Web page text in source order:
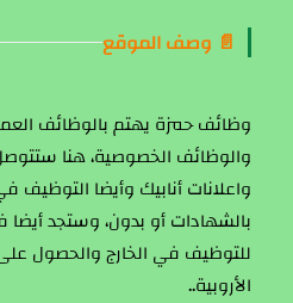
📄 وصف الموقع
وظائف حمزة يهتم بالوظائف
والوظائف الخصوصية، هنا ستتوصل
واعلانات أنابيك وأيضا التوظيف
بالشهادات أو بدون، وستجد
للتوظيف في الخارج والحصول
الأروبية..